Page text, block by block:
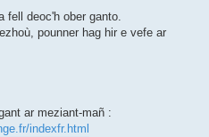
fell deoc'h ober ganto.
pounner hag hir e vefe ar
ar meziant-mañ :
indexfr.html